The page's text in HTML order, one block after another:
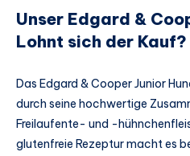
Unser Edgard &
Lohnt sich der Kauf?
Das Edgard & Cooper Junior
durch seine hochwertige
Freilaufente- und -
glutenfreie Rezeptur macht es